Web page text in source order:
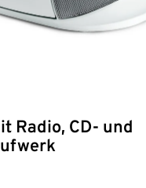
Radio, CD- und